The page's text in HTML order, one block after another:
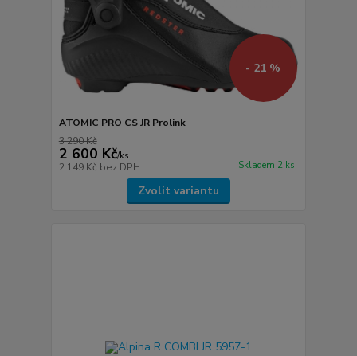
- 21 %
ATOMIC PRO CS JR Prolink
3 290 Kč
2 600 Kč/ks
2 149 Kč bez DPH Skladem 2 ks
Zvolit variantu